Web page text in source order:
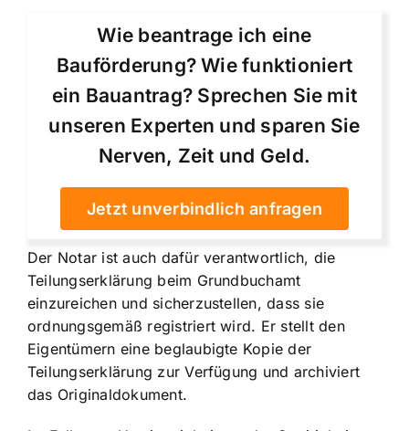
Wie beantrage ich eine
Bauförderung? Wie funktioniert
ein Bauantrag? Sprechen Sie mit
unseren Experten und sparen Sie
Nerven, Zeit und Geld.
Jetzt unverbindlich anfragen
Der Notar ist auch dafür verantwortlich, die
Teilungserklärung beim Grundbuchamt
einzureichen und sicherzustellen, dass sie
ordnungsgemäß registriert wird. Er stellt den
Eigentümern eine beglaubigte Kopie der
Teilungserklärung zur Verfügung und archiviert
das Originaldokument.